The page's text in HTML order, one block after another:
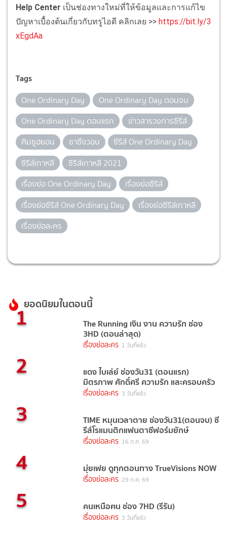
Help Center เป็นช่องทางใหม่ที่ให้ข้อมูลและการแก้ไข
ปัญหาเบื้องต้นเกี่ยวกับทรูไอดี คลิกเลย >> https://bit.ly/3
xEgdAa
Tags
One Ordinary Day
One Ordinary Day ตอนจบ
One Ordinary Day ตอนแรก
ข่าวสารวงการซีรีส์
คิมซูฮยอน
ชาซึงวอน
ซีรีส์ One Ordinary Day
ซีรีส์เกาหลี
ซีรีส์เกาหลี 2021
เรื่องย่อ One Ordinary Day
เรื่องย่อซีรีส์
เรื่องย่อซีรีส์ One Ordinary Day
เรื่องย่อซีรีส์เกาหลี
เรื่องย่อละคร
ยอดนิยมในตอนนี้
1 The Running เงิน งาน ความรัก ช่อง
3HD (ตอนล่าสุด)
เรื่องย่อละคร 1 วันที่แล้ว
2 แดง ไบเล่ย์ ช่องวัน31 (ตอนแรก)
มิตรภาพ ศักดิ์ศรี ความรัก และครอบครัว
เรื่องย่อละคร 3 วันที่แล้ว
3 TIME หมุนเวลาตาย ช่องวัน31(ตอนจบ) ซี
รีส์โรแมนติกแฟนตาซีฟอร์มยักษ์
เรื่องย่อละคร 16 ก.ค. 69
4 มุ่ยเฟย ดูทุกตอนทาง TrueVisions NOW
เรื่องย่อละคร 29 ก.ค. 69
5 คนเหนือฅน ช่อง 7HD (รีรัน)
เรื่องย่อละคร 3 วันที่แล้ว